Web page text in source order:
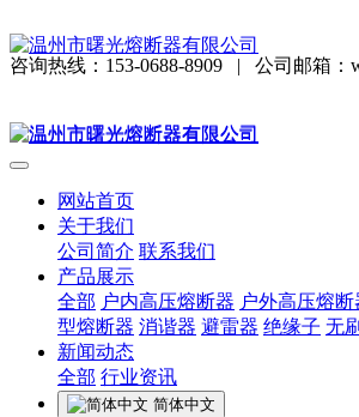
咨询热线：153-0688-8909 | 公司邮箱：
网站首页
关于我们
公司简介 联系我们
产品展示
全部 户内高压熔断器 户外高压熔断
型熔断器 消谐器 避雷器 绝缘子 无
新闻动态
全部 行业资讯
简体中文